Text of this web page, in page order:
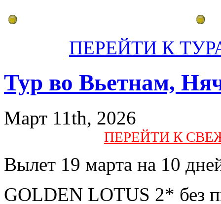
ПЕРЕЙТИ К
Тур во Вьетнам,
Март 11th, 2026
ПЕРЕЙТИ К
Вылет 19 марта на 10
GOLDEN LOTUS 2* без